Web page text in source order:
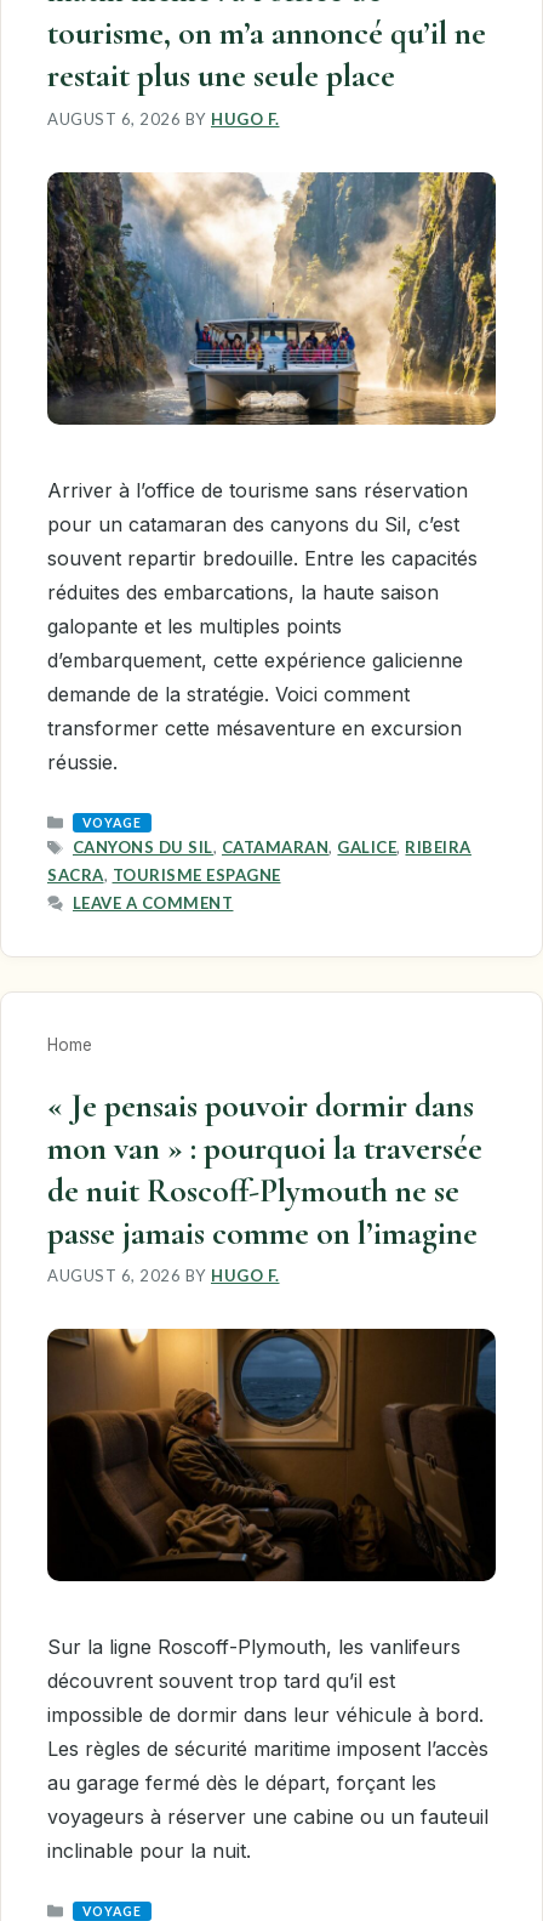
tourisme, on m’a annoncé qu’il ne
restait plus une seule place
AUGUST 6, 2026 BY HUGO F.
Arriver à l’office de tourisme sans réservation
pour un catamaran des canyons du Sil, c’est
souvent repartir bredouille. Entre les capacités
réduites des embarcations, la haute saison
galopante et les multiples points
d’embarquement, cette expérience galicienne
demande de la stratégie. Voici comment
transformer cette mésaventure en excursion
réussie.
CATEGORIES
VOYAGE
TAGS
CANYONS DU SIL, CATAMARAN, GALICE, RIBEIRA
SACRA, TOURISME ESPAGNE
LEAVE A COMMENT
Home
« Je pensais pouvoir dormir dans
mon van » : pourquoi la traversée
de nuit Roscoff-Plymouth ne se
passe jamais comme on l’imagine
AUGUST 6, 2026 BY HUGO F.
Sur la ligne Roscoff-Plymouth, les vanlifeurs
découvrent souvent trop tard qu’il est
impossible de dormir dans leur véhicule à bord.
Les règles de sécurité maritime imposent l’accès
au garage fermé dès le départ, forçant les
voyageurs à réserver une cabine ou un fauteuil
inclinable pour la nuit.
CATEGORIES
VOYAGE